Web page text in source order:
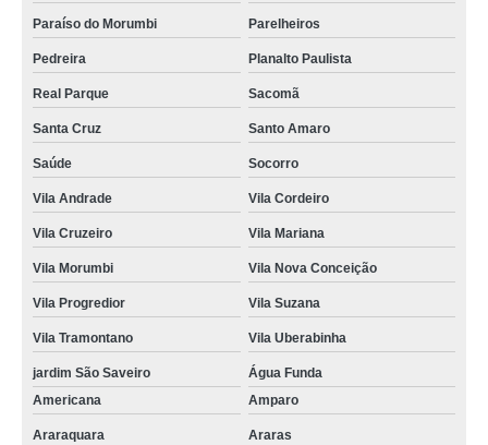
Paraíso do Morumbi Parelheiros
Pedreira Planalto Paulista
Real Parque Sacomã
Santa Cruz Santo Amaro
Saúde Socorro
Vila Andrade Vila Cordeiro
Vila Cruzeiro Vila Mariana
Vila Morumbi Vila Nova Conceição
Vila Progredior Vila Suzana
Vila Tramontano Vila Uberabinha
jardim São Saveiro
Água Funda
Americana
Amparo
Araraquara Araras